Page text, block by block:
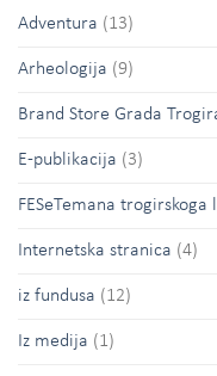
Adventura (13)
Arheologija (9)
Brand Store Grada
E-publikacija (3)
FESeTemana trogirskoga
Internetska stranica (4)
iz fundusa (12)
Iz medija (1)